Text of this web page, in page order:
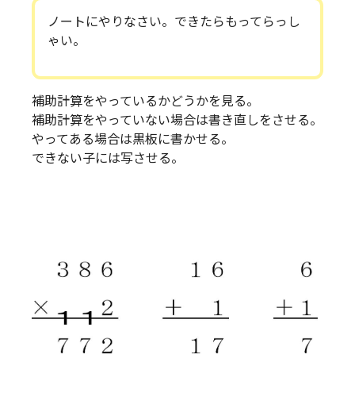
ノートにやりなさい。できたらもってらっし
ゃい。
補助計算をやっているかどうかを見る。
補助計算をやっていない場合は書き直しをさせる。
やってある場合は黒板に書かせる。
できない子には写させる。